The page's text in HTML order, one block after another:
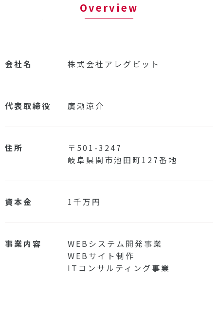
Overview
会社名 株式会社アレグビット
代表取締役 廣瀬涼介
住所
〒501-3247
岐阜県関市池田町127番地
資本金 1千万円
事業内容
WEBシステム開発事業
WEBサイト制作
ITコンサルティング事業